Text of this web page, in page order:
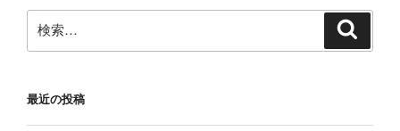
索:
最近の投稿